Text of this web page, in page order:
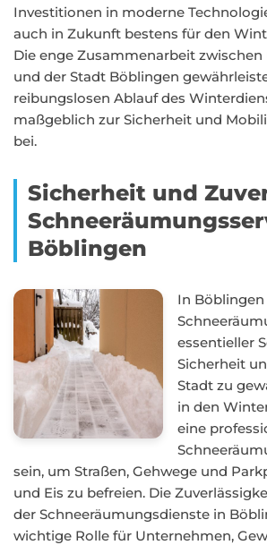
Investitionen in moderne
auch in Zukunft bestens für den
Die enge Zusammenarbeit
und der Stadt Böblingen
reibungslosen Ablauf des
maßgeblich zur Sicherheit und
bei.
Sicherheit und
Böblingen
In
essentieller
Sicherheit
Stadt zu
in den
eine
sein, um Straßen, Gehwege und
und Eis zu befreien. Die
der Schneeräumungsdienste in
wichtige Rolle für Unternehmen,